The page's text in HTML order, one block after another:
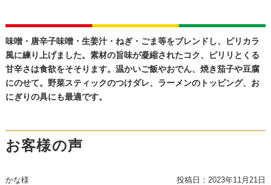
味噌・唐辛子味噌・生姜汁・ねぎ・ごま等をブレンドし、ピリカラ
風に練り上げました。素材の旨味が凝縮されたコク、ピリリとくる
甘辛さは食欲をそそります。温かいご飯やおでん、焼き茄子や豆腐
にのせて。野菜スティックのつけダレ、ラーメンのトッピング、お
にぎりの具にも最適です。
お客様の声
かな様 投稿日： 2023年11月21日